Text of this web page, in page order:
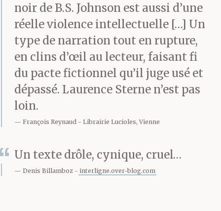
cela signifie quelque
chose. Pas plus que je
n’ai permis à ta
personnalité d’être
façonnée par ces autres
spécimen de la gente
autorisés (car je ne suis
pas de bois) à croiser
noir de B.S. Johnson est aussi d’une
réelle violence intellectuelle […] Un
type de narration tout en rupture,
en clins d’œil au lecteur, faisant fi
du pacte fictionnel qu’il juge usé et
dépassé. Laurence Sterne n’est pas
loin.
François Reynaud Librairie Lucioles, Vienne
Un texte drôle, cynique, cruel…
Denis Billamboz interligne.over-blog.com